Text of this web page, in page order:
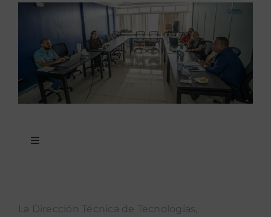
Toggle
Noticias mUEve
La Dirección Técnica de Tecnologías,